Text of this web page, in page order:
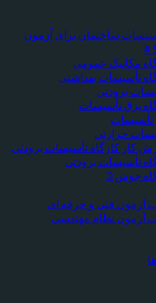
ساختمان برای آزمون
#
مکانیک عمومی
تأسیسات بهداشتی
برودتی
برق تأسیسات
تأسیسات
حرارتی
کار کارگاه تأسیسات برودتی
تأسیسات برودتی
جوش 3
آزمون فنی و حرفه ای
آزمون نظام مهندسی